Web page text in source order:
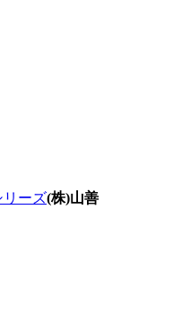
リーズ(株)山善